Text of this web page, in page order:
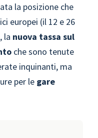
la posizione che
europei (il 12 e 26
la nuova tassa sul
che sono tenute
inquinanti, ma
per le gare